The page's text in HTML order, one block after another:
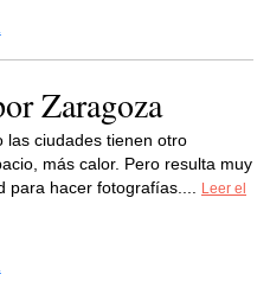
Zaragoza
las ciudades tienen otro
más calor. Pero resulta muy
para hacer fotografías....
Leer el